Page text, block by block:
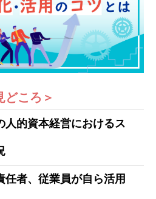
どころ＞
的資本経営におけるス
者、従業員が自ら活用